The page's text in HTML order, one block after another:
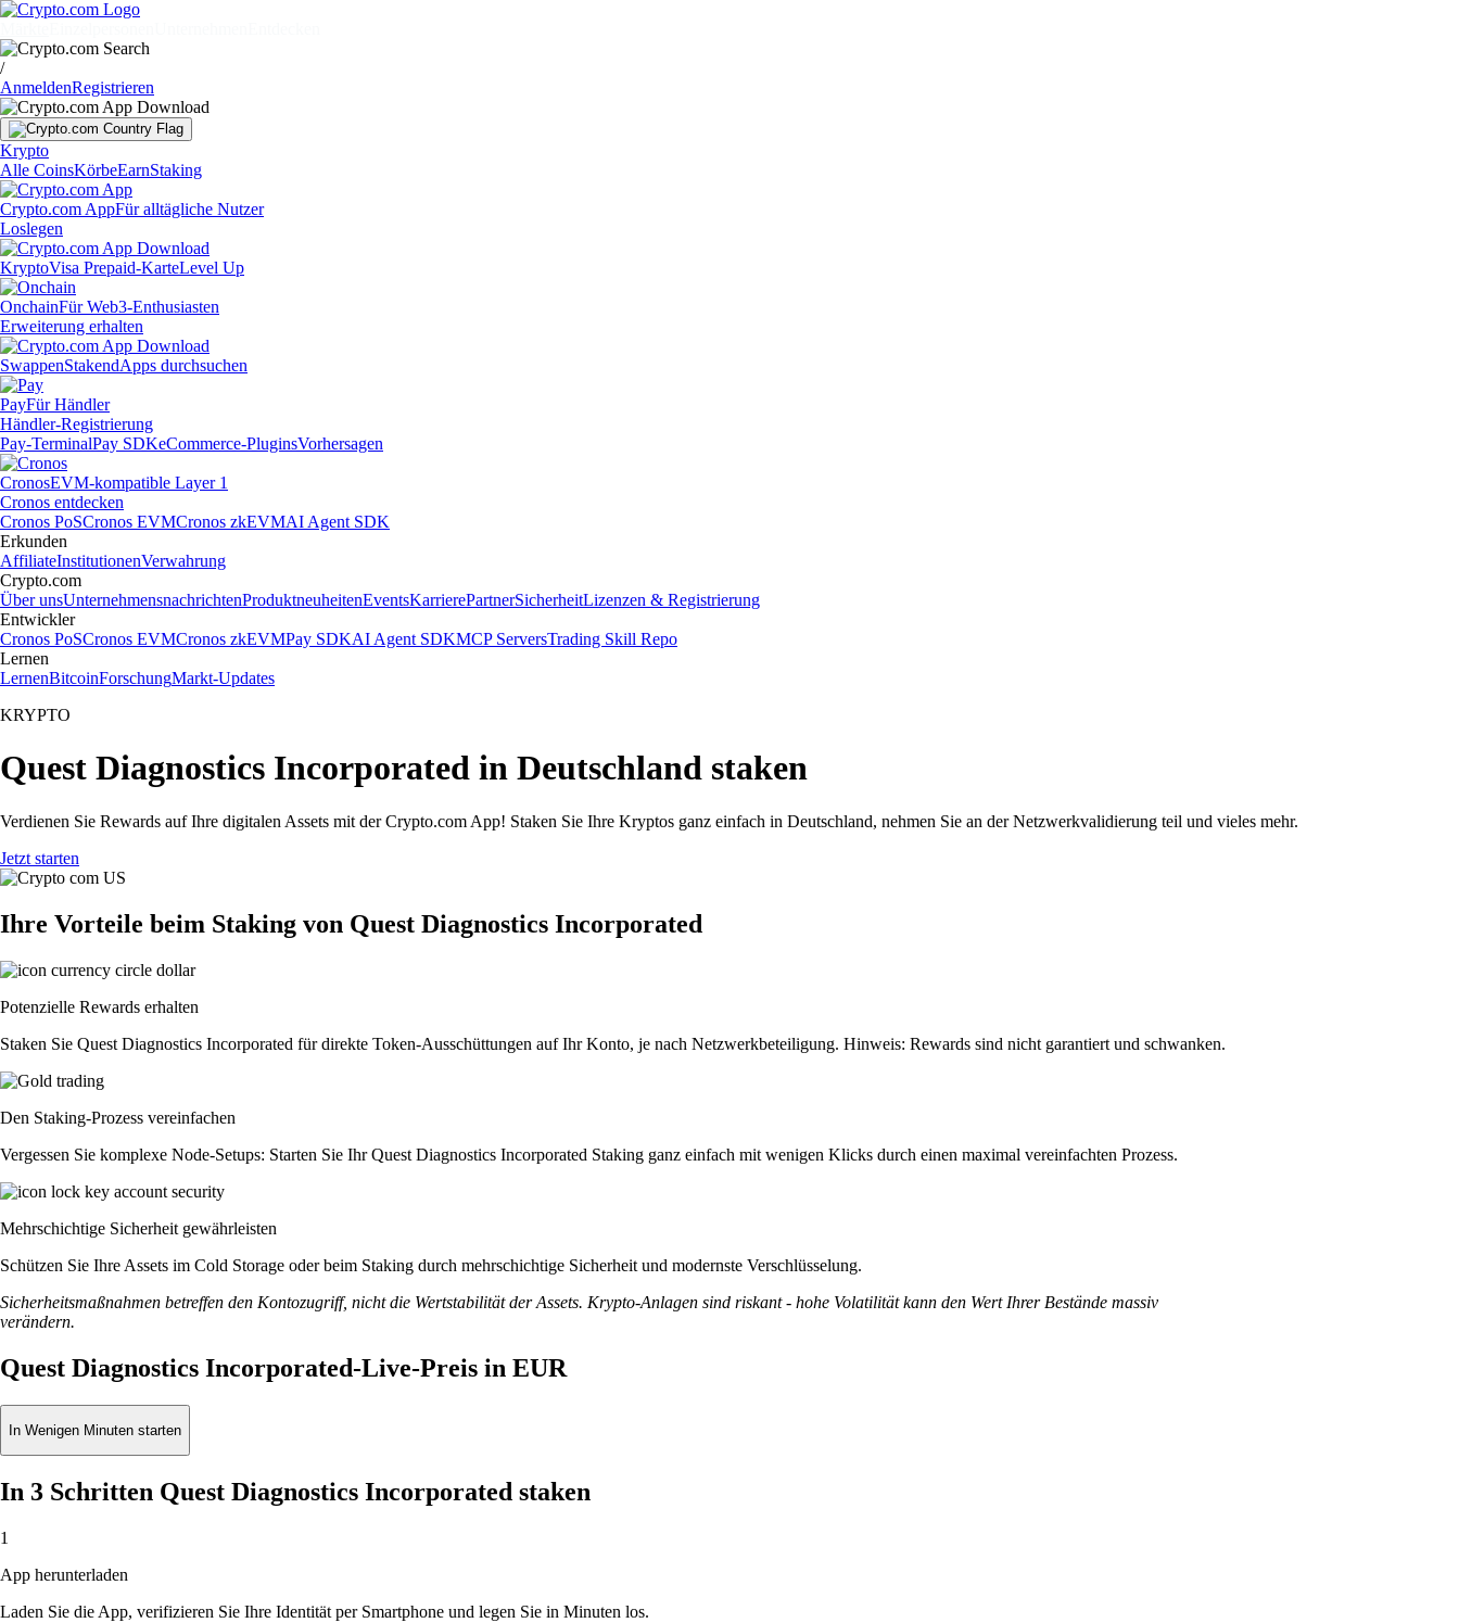
/
AnmeldenRegistrieren
Krypto
Alle CoinsKörbeEarnStaking
Crypto.com AppFür alltägliche Nutzer
Loslegen
KryptoVisa Prepaid-KarteLevel Up
OnchainFür Web3-Enthusiasten
Erweiterung erhalten
SwappenStakendApps durchsuchen
PayFür Händler
Händler-Registrierung
Pay-TerminalPay SDKeCommerce-PluginsVorhersagen
CronosEVM-kompatible Layer 1
Cronos entdecken
Cronos PoSCronos EVMCronos zkEVMAI Agent SDK
Erkunden
AffiliateInstitutionenVerwahrung
Crypto.com
Über unsUnternehmensnachrichtenProduktneuheitenEventsKarrierePartnerSicherheitLizenzen & Registrierung
Entwickler
Cronos PoSCronos EVMCronos zkEVMPay SDKAI Agent SDKMCP ServersTrading Skill Repo
Lernen
LernenBitcoinForschungMarkt-Updates
KRYPTO
Quest Diagnostics Incorporated in Deutschland staken
Verdienen Sie Rewards auf Ihre digitalen Assets mit der Crypto.com App! Staken Sie Ihre Kryptos ganz einfach in Deutschland, nehmen Sie an der Netzwerkvalidierung teil und vieles mehr.
Jetzt starten
Ihre Vorteile beim Staking von Quest Diagnostics Incorporated
Potenzielle Rewards erhalten
Staken Sie Quest Diagnostics Incorporated für direkte Token-Ausschüttungen auf Ihr Konto, je nach Netzwerkbeteiligung. Hinweis: Rewards sind nicht garantiert und schwanken.
Den Staking-Prozess vereinfachen
Vergessen Sie komplexe Node-Setups: Starten Sie Ihr Quest Diagnostics Incorporated Staking ganz einfach mit wenigen Klicks durch einen maximal vereinfachten Prozess.
Mehrschichtige Sicherheit gewährleisten
Schützen Sie Ihre Assets im Cold Storage oder beim Staking durch mehrschichtige Sicherheit und modernste Verschlüsselung.
Sicherheitsmaßnahmen betreffen den Kontozugriff, nicht die Wertstabilität der Assets. Krypto-Anlagen sind riskant - hohe Volatilität kann den Wert Ihrer Bestände massiv
verändern.
Quest Diagnostics Incorporated-Live-Preis in EUR
In Wenigen Minuten starten
In 3 Schritten Quest Diagnostics Incorporated staken
1
App herunterladen
Laden Sie die App, verifizieren Sie Ihre Identität per Smartphone und legen Sie in Minuten los.